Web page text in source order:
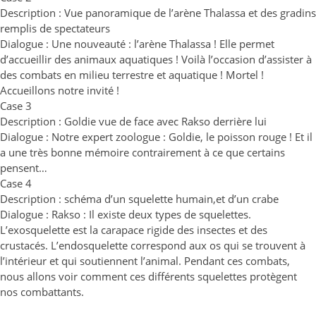
Description : Vue panoramique de l’arène Thalassa et des gradins
remplis de spectateurs
Dialogue : Une nouveauté : l’arène Thalassa ! Elle permet
d’accueillir des animaux aquatiques ! Voilà l’occasion d’assister à
des combats en milieu terrestre et aquatique ! Mortel !
Accueillons notre invité !
Case 3
Description : Goldie vue de face avec Rakso derrière lui
Dialogue : Notre expert zoologue : Goldie, le poisson rouge ! Et il
a une très bonne mémoire contrairement à ce que certains
pensent…
Case 4
Description : schéma d’un squelette humain,et d’un crabe
Dialogue : Rakso : Il existe deux types de squelettes.
L’exosquelette est la carapace rigide des insectes et des
crustacés. L’endosquelette correspond aux os qui se trouvent à
l’intérieur et qui soutiennent l’animal. Pendant ces combats,
nous allons voir comment ces différents squelettes protègent
nos combattants.